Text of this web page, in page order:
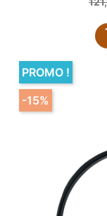
PROMO !
-15%